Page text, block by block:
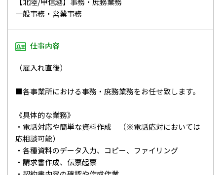
一般事務・営業事務
仕事内容
（雇入れ直後）
■各事業所における事務・庶務業務をお任せ致します。
《具体的な業務》
・電話対応や簡単な資料作成 （※電話応対においては
応相談可能）
・各種資料のデータ入力、コピー、ファイリング
・請求書作成、伝票起票